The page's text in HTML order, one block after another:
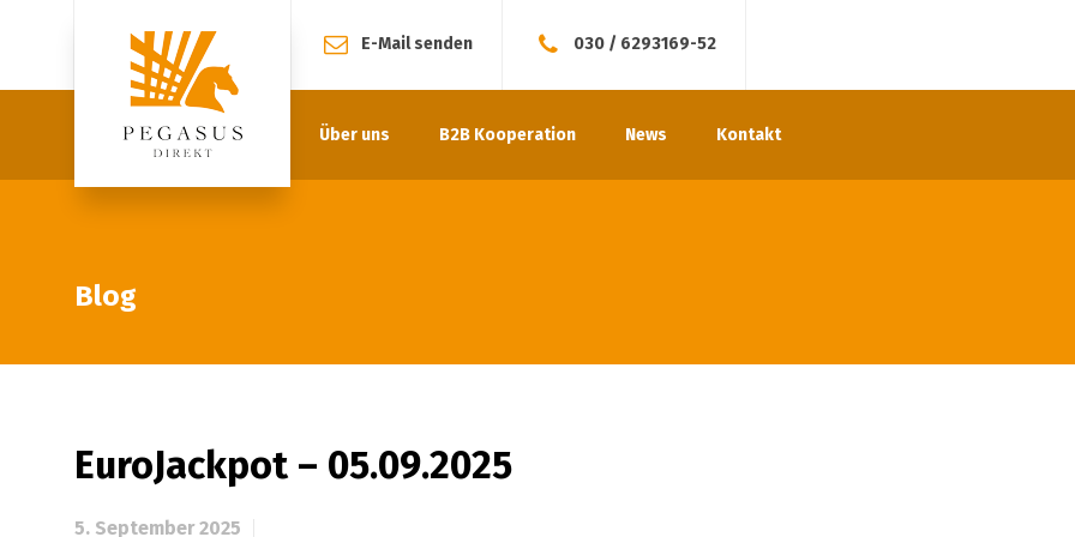
E-Mail senden 030 / 6293169-52
Über uns B2B Kooperation News Kontakt
Blog
EuroJackpot – 05.09.2025
5. September 2025